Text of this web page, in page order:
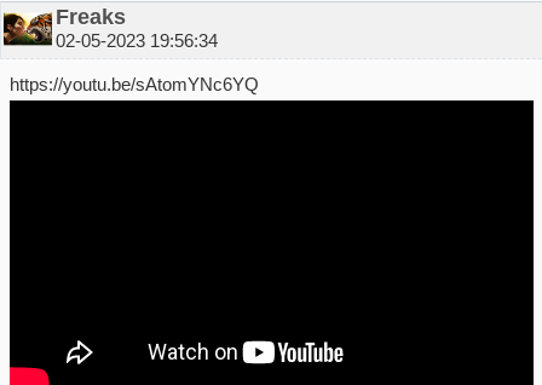
Freaks
02-05-2023 19:56:34
https://youtu.be/sAtomYNc6YQ